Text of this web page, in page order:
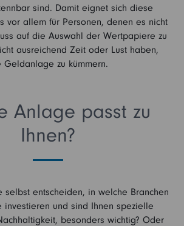
sind. Damit eignet sich diese
vor allem für Personen, denen es nicht
auf die Auswahl der Wertpapiere zu
ausreichend Zeit oder Lust haben,
Geldanlage zu kümmern.
Anlage passt zu
Ihnen?
selbst entscheiden, in welche Branchen
investieren und sind Ihnen spezielle
besonders wichtig? Oder